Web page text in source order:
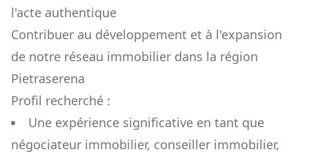
l'acte authentique
Contribuer au développement et à l'expansion
de notre réseau immobilier dans la région
Pietraserena
Profil recherché :
Une expérience significative en tant que
négociateur immobilier, conseiller immobilier,